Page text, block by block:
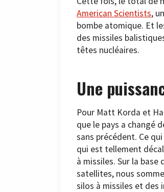
American Scientists,
bombe atomique. Et
des missiles
têtes nucléaires.
Une
Pour Matt Korda et
que le pays a changé
sans précédent. Ce
qui est tellement
à missiles. Sur la
satellites, nous
silos à missiles et des